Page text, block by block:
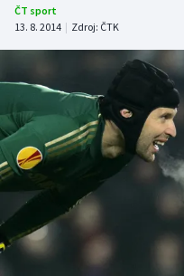
Atletika
DALŠÍ SPORTY
Americký fotbal
Baseball a softbal
Basketbal
NEPŘEHLÉDNĚTE
Soutěže
Historické návraty
ČT sport
13. 8. 2014 | Zdroj: ČTK